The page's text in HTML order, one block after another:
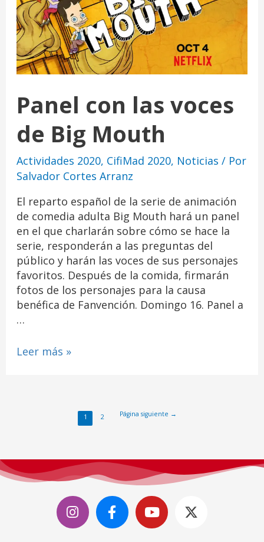
Panel con las voces
de Big Mouth
Actividades 2020, CifiMad 2020, Noticias / Por
Salvador Cortes Arranz
El reparto español de la serie de animación
de comedia adulta Big Mouth hará un panel
en el que charlarán sobre cómo se hace la
serie, responderán a las preguntas del
público y harán las voces de sus personajes
favoritos. Después de la comida, firmarán
fotos de los personajes para la causa
benéfica de Fanvención. Domingo 16. Panel a
…
Leer más »
1 2 Página siguiente →